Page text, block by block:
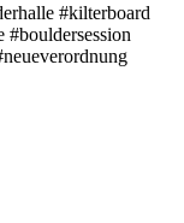
#kilterboard
#bouldersession